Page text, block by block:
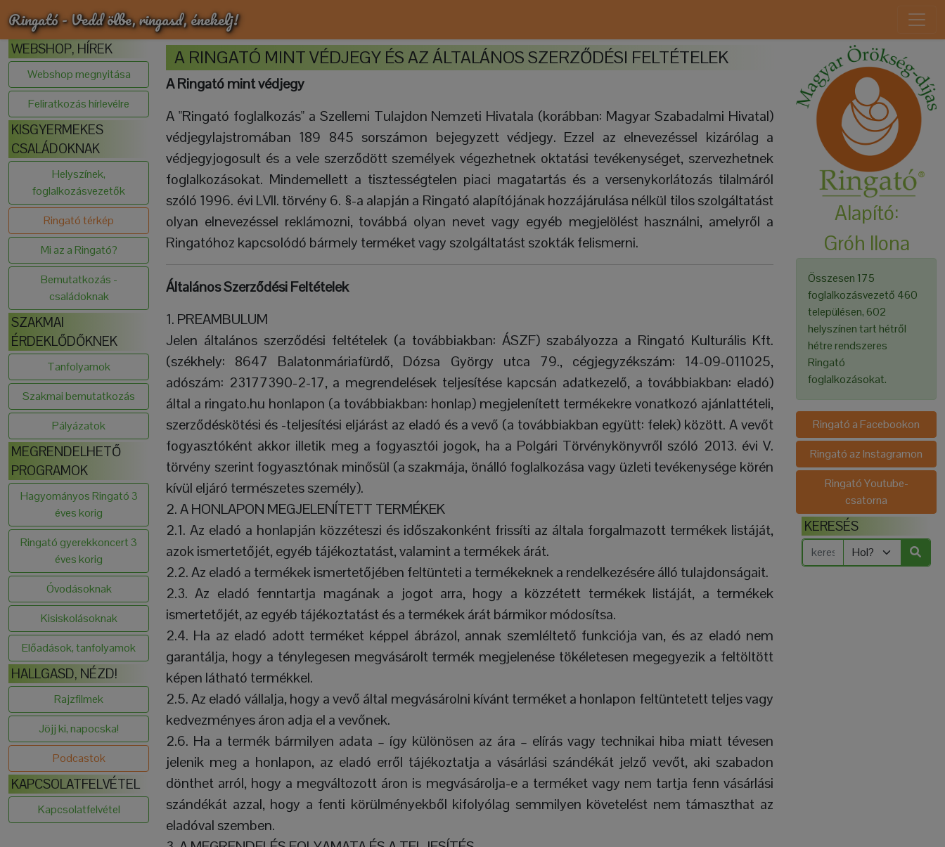
Ringató - Vedd ölbe, ringasd, énekelj!
WEBSHOP, HÍREK
Webshop megnyitása
Feliratkozás hírlevélre
KISGYERMEKES
CSALÁDOKNAK
Helyszínek,
foglalkozásvezetők
Ringató térkép
Mi az a Ringató?
Bemutatkozás -
családoknak
SZAKMAI
ÉRDEKLŐDŐKNEK
Tanfolyamok
Szakmai bemutatkozás
Pályázatok
MEGRENDELHETŐ
PROGRAMOK
Hagyományos Ringató 3
éves korig
Ringató gyerekkoncert 3
éves korig
Óvodásoknak
Kisiskolásoknak
Előadások, tanfolyamok
HALLGASD, NÉZD!
Rajzfilmek
Jöjj ki, napocska!
Podcastok
KAPCSOLATFELVÉTEL
Kapcsolatfelvétel
A RINGATÓ MINT VÉDJEGY ÉS AZ ÁLTALÁNOS SZERZŐDÉSI FELTÉTELEK
A Ringató mint védjegy
A "Ringató foglalkozás" a Szellemi Tulajdon Nemzeti Hivatala (korábban: Magyar Szabadalmi Hivatal)
védjegylajstromában 189 845 sorszámon bejegyzett védjegy. Ezzel az elnevezéssel kizárólag a
védjegyjogosult és a vele szerződött személyek végezhetnek oktatási tevékenységet, szervezhetnek
foglalkozásokat. Mindemellett a tisztességtelen piaci magatartás és a versenykorlátozás tilalmáról
szóló 1996. évi LVII. törvény 6. §-a alapján a Ringató alapítójának hozzájárulása nélkül tilos szolgáltatást
olyan elnevezéssel reklámozni, továbbá olyan nevet vagy egyéb megjelölést használni, amelyről a
Ringatóhoz kapcsolódó bármely terméket vagy szolgáltatást szokták felismerni.
Általános Szerződési Feltételek
1. PREAMBULUM
Jelen általános szerződési feltételek (a továbbiakban: ÁSZF) szabályozza a Ringató Kulturális Kft.
(székhely: 8647 Balatonmáriafürdő, Dózsa György utca 79., cégjegyzékszám: 14-09-011025,
adószám: 23177390-2-17, a megrendelések teljesítése kapcsán adatkezelő, a továbbiakban: eladó)
által a ringato.hu honlapon (a továbbiakban: honlap) megjelenített termékekre vonatkozó ajánlattételi,
szerződéskötési és -teljesítési eljárást az eladó és a vevő (a továbbiakban együtt: felek) között. A vevőt
fogyasztóként akkor illetik meg a fogyasztói jogok, ha a Polgári Törvénykönyvről szóló 2013. évi V.
törvény szerint fogyasztónak minősül (a szakmája, önálló foglalkozása vagy üzleti tevékenysége körén
kívül eljáró természetes személy).
2. A HONLAPON MEGJELENÍTETT TERMÉKEK
2.1. Az eladó a honlapján közzéteszi és időszakonként frissíti az általa forgalmazott termékek listáját,
azok ismertetőjét, egyéb tájékoztatást, valamint a termékek árát.
2.2. Az eladó a termékek ismertetőjében feltünteti a termékeknek a rendelkezésére álló tulajdonságait.
2.3. Az eladó fenntartja magának a jogot arra, hogy a közzétett termékek listáját, a termékek
ismertetőjét, az egyéb tájékoztatást és a termékek árát bármikor módosítsa.
2.4. Ha az eladó adott terméket képpel ábrázol, annak szemléltető funkciója van, és az eladó nem
garantálja, hogy a ténylegesen megvásárolt termék megjelenése tökéletesen megegyezik a feltöltött
képen látható termékkel.
2.5. Az eladó vállalja, hogy a vevő által megvásárolni kívánt terméket a honlapon feltüntetett teljes vagy
kedvezményes áron adja el a vevőnek.
2.6. Ha a termék bármilyen adata – így különösen az ára – elírás vagy technikai hiba miatt tévesen
jelenik meg a honlapon, az eladó erről tájékoztatja a vásárlási szándékát jelző vevőt, aki szabadon
dönthet arról, hogy a megváltozott áron is megvásárolja-e a terméket vagy nem tartja fenn vásárlási
szándékát azzal, hogy a fenti körülményekből kifolyólag semmilyen követelést nem támaszthat az
eladóval szemben.
Alapító:
Gróh Ilona
Összesen 175
foglalkozásvezető 460
településen, 602
helyszínen tart hétről
hétre rendszeres
Ringató
foglalkozásokat.
Ringató a Facebookon
Ringató az Instagramon
Ringató Youtube-
csatorna
KERESÉS